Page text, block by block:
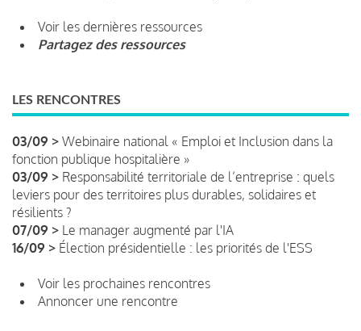
Voir les dernières ressources
Partagez des ressources
LES RENCONTRES
03/09 > Webinaire national « Emploi et Inclusion dans la
fonction publique hospitalière »
03/09 > Responsabilité territoriale de l’entreprise : quels
leviers pour des territoires plus durables, solidaires et
résilients ?
07/09 > Le manager augmenté par l'IA
16/09 > Élection présidentielle : les priorités de l'ESS
Voir les prochaines rencontres
Annoncer une rencontre